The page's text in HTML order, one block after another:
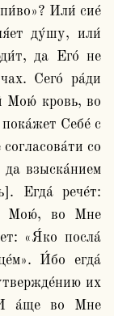
Или́ сие́
ду́шу, или́
да Его́ не
Сего́ ра́ди
Мою́ кровь, во
Себе́ с
со
взыска́нием
Егда́ рече́т:
Мою́, во Мне
«Я́ко посла́
И́бо егда́
их
а́ще во Мне